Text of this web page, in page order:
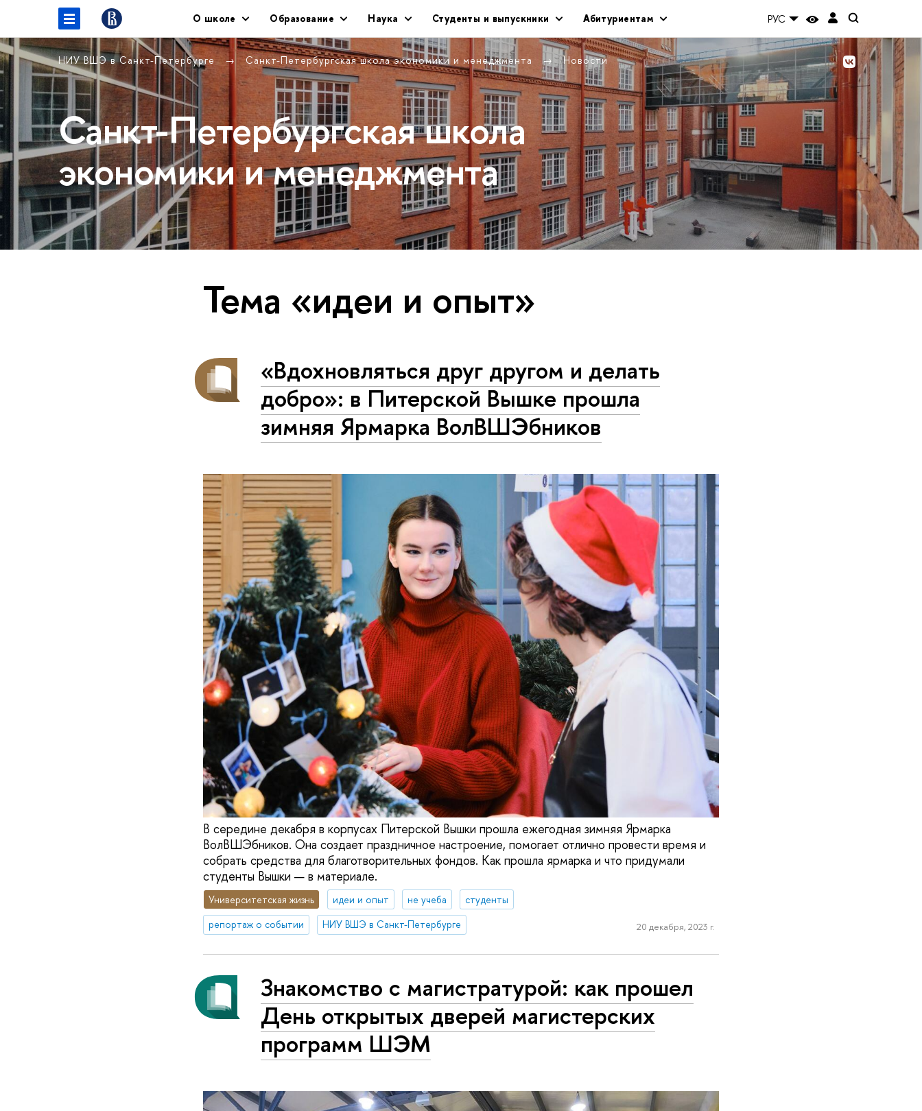
О школе Образование Наука Студенты и выпускники Абитуриентам РУС
НИУ ВШЭ в Санкт-Петербурге Санкт-Петербургская школа экономики и менеджмента Новости
Санкт-Петербургская школа
экономики и менеджмента
Тема «идеи и опыт»
«Вдохновляться друг другом и делать
добро»: в Питерской Вышке прошла
зимняя Ярмарка ВолВШЭбников
В середине декабря в корпусах Питерской Вышки прошла ежегодная зимняя Ярмарка
ВолВШЭбников. Она создает праздничное настроение, помогает отлично провести время и
собрать средства для благотворительных фондов. Как прошла ярмарка и что придумали
студенты Вышки — в материале.
Университетская жизнь идеи и опыт не учеба
студенты
репортаж о событии
НИУ ВШЭ в Санкт-Петербурге 20 декабря, 2023 г.
Знакомство с магистратурой: как прошел
День открытых дверей магистерских
программ ШЭМ